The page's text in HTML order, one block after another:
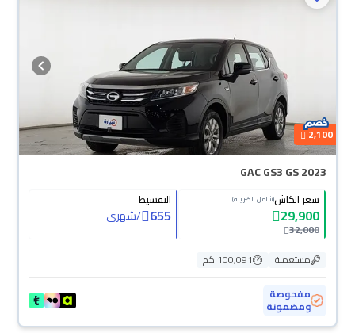
2,100
GAC GS3 GS 2023
سعر الكاش(شامل الضريبة)
29,900
32,000
التقسيط
655
/شهري
مستعملة
100,091 كم
مفحوصة
ومضمونة